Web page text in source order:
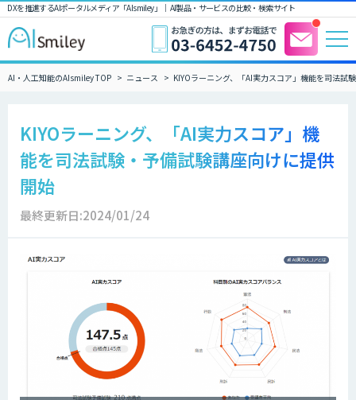
DXを推進するAIポータルメディア「AIsmiley」｜ AI製品・サービスの比較・検索サイト
AI・人工知能のAIsmiley TOP ニュース KIYOラーニング、「AI実力スコア」機能を司法試
KIYOラーニング、「AI実力スコア」機
能を司法試験・予備試験講座向けに提供
開始
最終更新日:2024/01/24